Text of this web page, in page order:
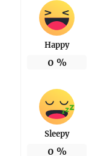
Happy
0 %
Sleepy
0 %